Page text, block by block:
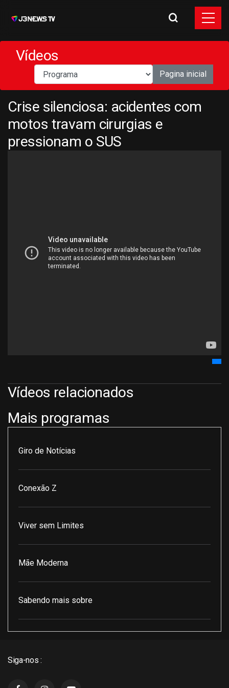
Vídeos
Pagina inicial
Crise silenciosa: acidentes com
motos travam cirurgias e
pressionam o SUS
Vídeos relacionados
Mais programas
Giro de Notícias
Conexão Z
Viver sem Limites
Mãe Moderna
Sabendo mais sobre
Siga-nos :